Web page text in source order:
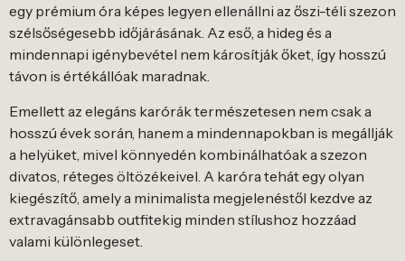
egy prémium óra képes legyen ellenállni az őszi-téli szezon
szélsőségesebb időjárásának. Az eső, a hideg és a
mindennapi igénybevétel nem károsítják őket, így hosszú
távon is értékállóak maradnak.
Emellett az elegáns karórák természetesen nem csak a
hosszú évek során, hanem a mindennapokban is megállják
a helyüket, mivel könnyedén kombinálhatóak a szezon
divatos, réteges öltözékeivel. A karóra tehát egy olyan
kiegészítő, amely a minimalista megjelenéstől kezdve az
extravagánsabb outfitekig minden stílushoz hozzáad
valami különlegeset.